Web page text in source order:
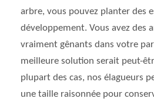
arbre, vous pouvez planter des
développement. Vous avez des
vraiment gênants dans votre
meilleure solution serait peut-
plupart des cas, nos élagueurs
une taille raisonnée pour